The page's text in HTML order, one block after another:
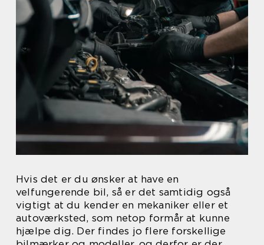
Hvis det er du ønsker at have en
velfungerende bil, så er det samtidig også
vigtigt at du kender en mekaniker eller et
autoværksted, som netop formår at kunne
hjælpe dig. Der findes jo flere forskellige